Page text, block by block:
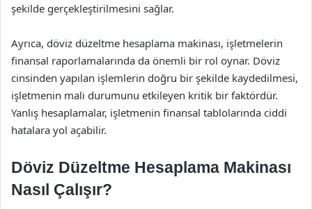
şekilde gerçekleştirilmesini sağlar.
Ayrıca, döviz düzeltme hesaplama makinası, işletmelerin
finansal raporlamalarında da önemli bir rol oynar. Döviz
cinsinden yapılan işlemlerin doğru bir şekilde kaydedilmesi,
işletmenin mali durumunu etkileyen kritik bir faktördür.
Yanlış hesaplamalar, işletmenin finansal tablolarında ciddi
hatalara yol açabilir.
Döviz Düzeltme Hesaplama Makinası
Nasıl Çalışır?